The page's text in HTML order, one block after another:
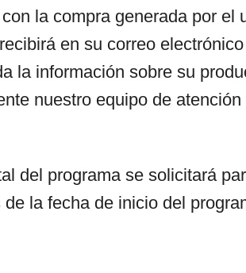
la compra generada por
en su correo
la información sobre su
nuestro equipo de
del programa se solicitará
la fecha de inicio del